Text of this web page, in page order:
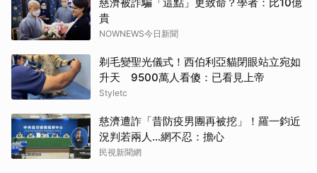
慈濟被詐騙「這點」更致命？學者：比10億
貴
NOWNEWS今日新聞
剃毛變聖光儀式！西伯利亞貓閉眼站立宛如
升天 9500萬人看傻：已看見上帝
Styletc
慈濟遭詐「昔防疫男團再被挖」！羅一鈞近
況判若兩人…網不忍：擔心
民視新聞網